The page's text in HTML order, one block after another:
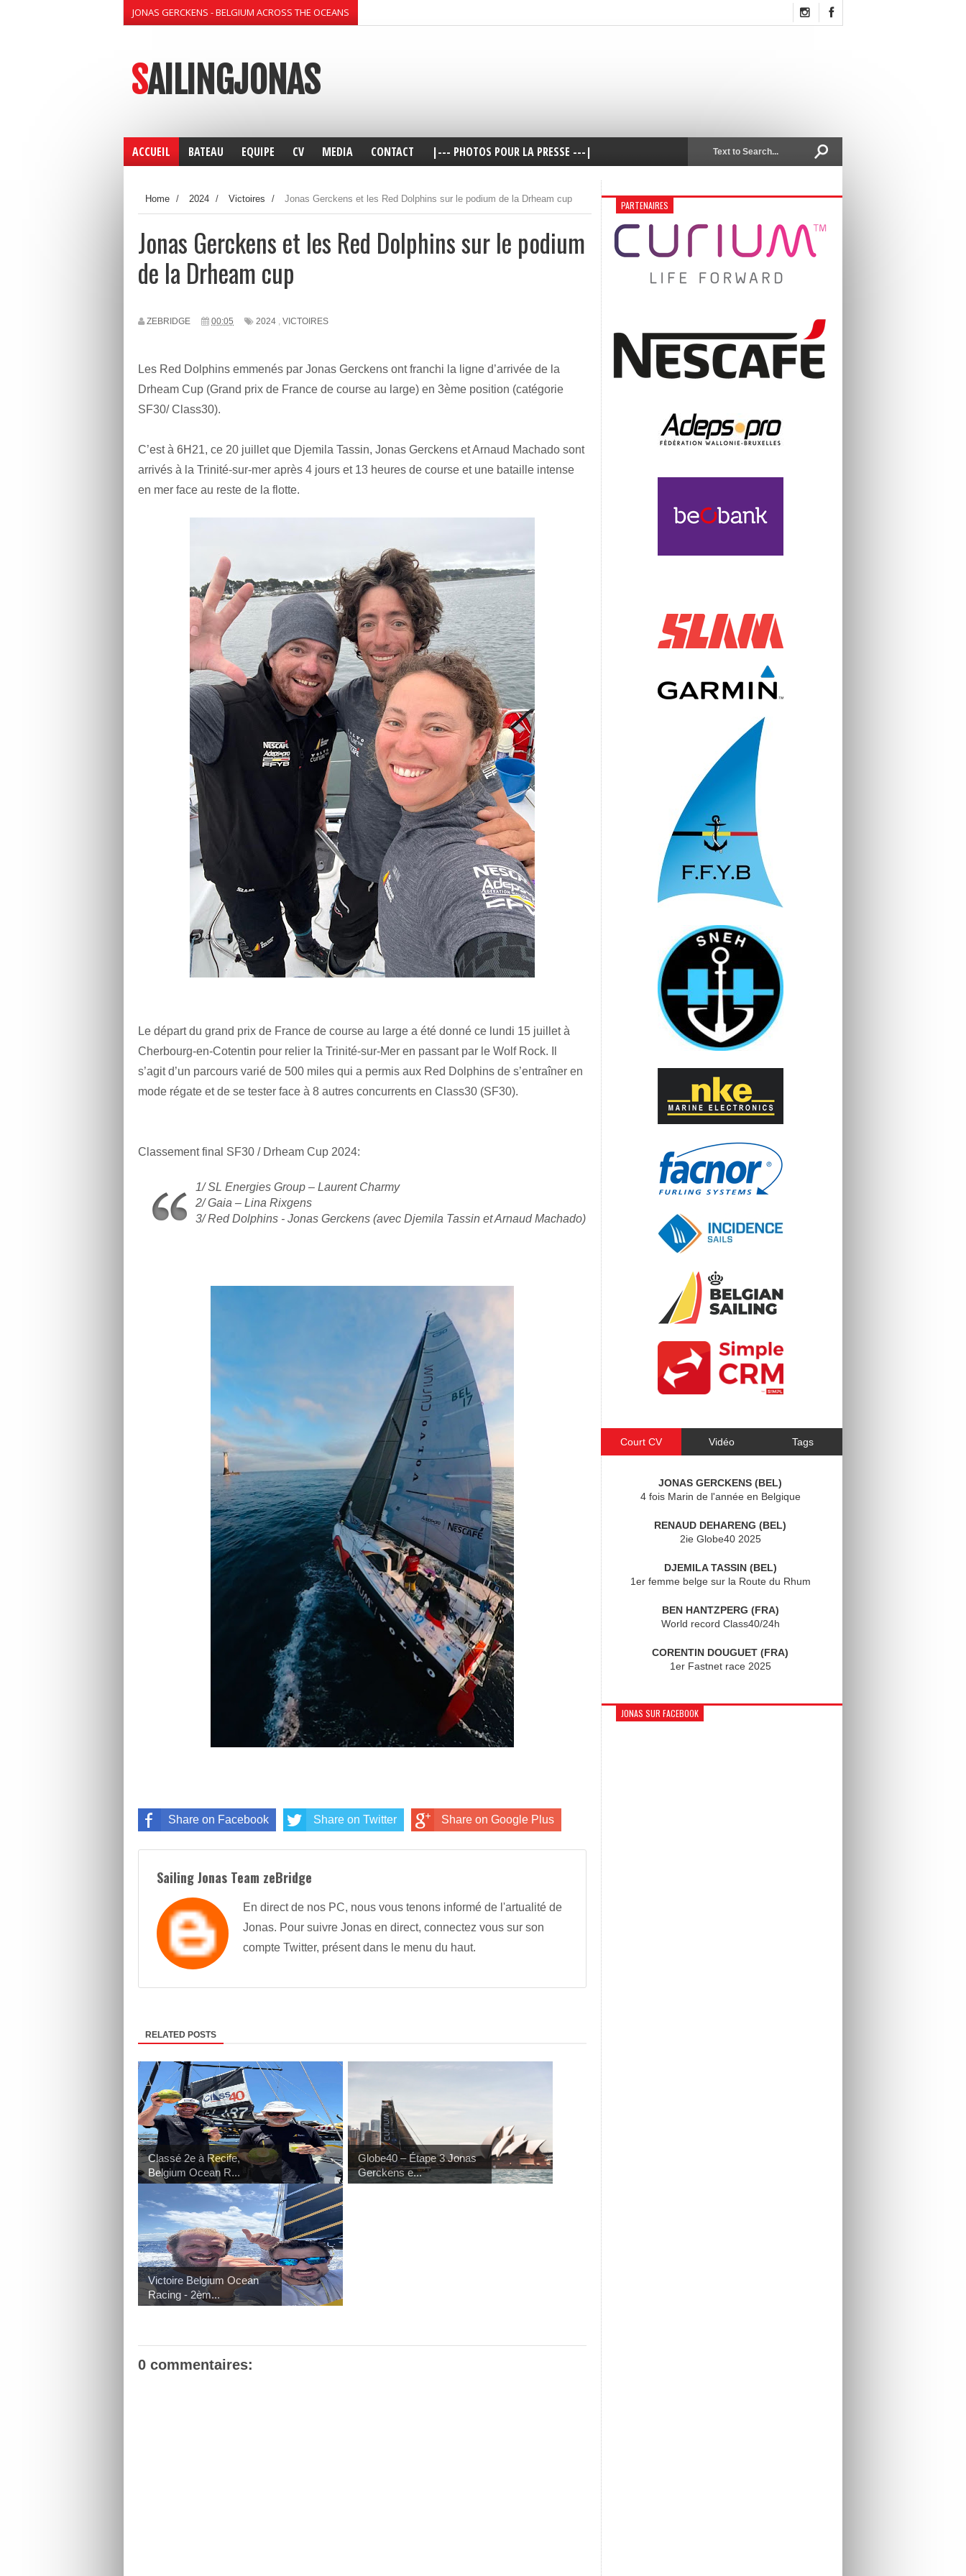
JONAS GERCKENS - BELGIUM ACROSS THE OCEANS
SAILINGJONAS
ACCUEIL BATEAU EQUIPE CV MEDIA CONTACT |--- PHOTOS POUR LA PRESSE ---|
Home / 2024 / Victoires / Jonas Gerckens et les Red Dolphins sur le podium de la Drheam cup
Jonas Gerckens et les Red Dolphins sur le podium
de la Drheam cup
ZEBRIDGE 00:05 2024 , VICTOIRES
Les Red Dolphins emmenés par Jonas Gerckens ont franchi la ligne d’arrivée de la
Drheam Cup (Grand prix de France de course au large) en 3ème position (catégorie
SF30/ Class30).
C’est à 6H21, ce 20 juillet que Djemila Tassin, Jonas Gerckens et Arnaud Machado sont
arrivés à la Trinité-sur-mer après 4 jours et 13 heures de course et une bataille intense
en mer face au reste de la flotte.
Le départ du grand prix de France de course au large a été donné ce lundi 15 juillet à
Cherbourg-en-Cotentin pour relier la Trinité-sur-Mer en passant par le Wolf Rock. Il
s’agit d’un parcours varié de 500 miles qui a permis aux Red Dolphins de s’entraîner en
mode régate et de se tester face à 8 autres concurrents en Class30 (SF30).
Classement final SF30 / Drheam Cup 2024:
1/ SL Energies Group – Laurent Charmy
2/ Gaia – Lina Rixgens
3/ Red Dolphins - Jonas Gerckens (avec Djemila Tassin et Arnaud Machado)
Share on Facebook Share on Twitter Share on Google Plus
Sailing Jonas Team zeBridge
En direct de nos PC, nous vous tenons informé de l'artualité de
Jonas. Pour suivre Jonas en direct, connectez vous sur son
compte Twitter, présent dans le menu du haut.
RELATED POSTS
Classé 2e à Recife,
Belgium Ocean R...
Globe40 – Étape 3 Jonas
Gerckens e...
Victoire Belgium Ocean
Racing - 2èm...
0 commentaires:
PARTENAIRES
Court CV Vidéo Tags
JONAS GERCKENS (BEL)
4 fois Marin de l'année en Belgique
RENAUD DEHARENG (BEL)
2ie Globe40 2025
DJEMILA TASSIN (BEL)
1er femme belge sur la Route du Rhum
BEN HANTZPERG (FRA)
World record Class40/24h
CORENTIN DOUGUET (FRA)
1er Fastnet race 2025
JONAS SUR FACEBOOK